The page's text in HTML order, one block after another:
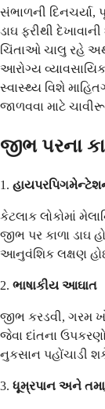
સંભાળની
ડાઘ ફરીથી
ચિંતાઓ ચાલુ રહે
આરોગ્ય
સ્વાસ્થ્ય વિશે
જાળવવા માટે
જીભ પરના
1.
કેટલાક લોકોમાં
જીભ પર કાળા ડાઘ
આનુવંશિક લક્ષણ
2. ભાષાકીય આઘાત
જીભ કરડવી, ગરમ
જેવા દાંતના
નુકસાન પહોંચાડી
3. ધૂમ્રપાન અને